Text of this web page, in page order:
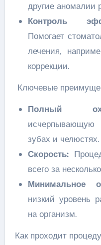
другие аномалии
Контроль
Помогает
лечения,
коррекции.
Ключевые
Полный
зубах и челюстях.
Скорость:
всего за
Минимальное
низкий уровень
на организм.
Как проходит